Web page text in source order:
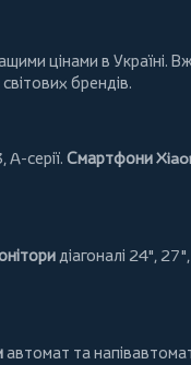
цінами в Україні.
брендів.
A-серії. Смартфони
діагоналі 24",
автомат та